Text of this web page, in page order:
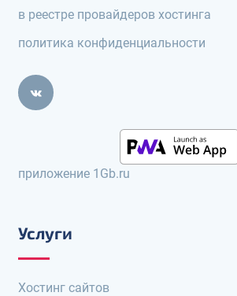
в реестре провайдеров хостинга
политика конфиденциальности
приложение 1Gb.ru
Услуги
Хостинг сайтов